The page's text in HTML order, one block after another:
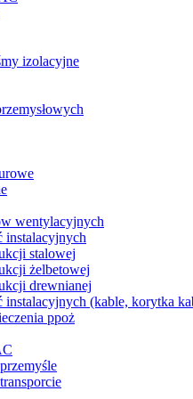
izolacyjne
wentylacyjnych
instalacyjnych
stalowej
żelbetowej
drewnianej
instalacyjnych (kable, korytka
ppoż